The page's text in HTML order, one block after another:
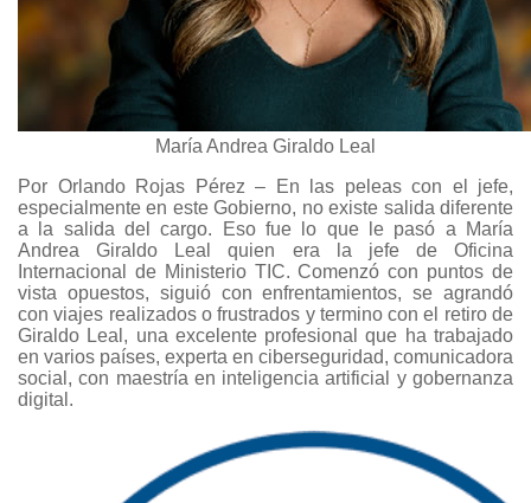
María Andrea Giraldo Leal
Por Orlando Rojas Pérez – En las peleas con el jefe,
especialmente en este Gobierno, no existe salida diferente
a la salida del cargo. Eso fue lo que le pasó a María
Andrea Giraldo Leal quien era la jefe de Oficina
Internacional de Ministerio TIC. Comenzó con puntos de
vista opuestos, siguió con enfrentamientos, se agrandó
con viajes realizados o frustrados y termino con el retiro de
Giraldo Leal, una excelente profesional que ha trabajado
en varios países, experta en ciberseguridad, comunicadora
social, con maestría en inteligencia artificial y gobernanza
digital.